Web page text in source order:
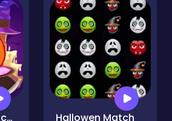
Halloween Match 3 Hallowen Match